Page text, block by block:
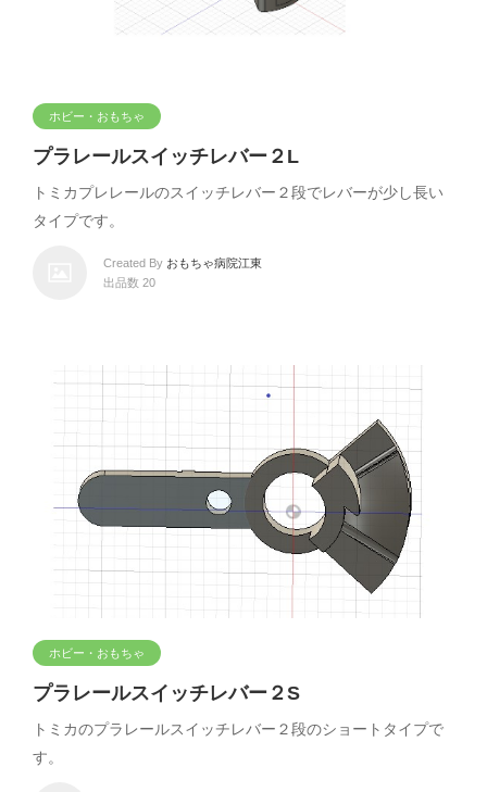
ホビー・おもちゃ
プラレールスイッチレバー２L
トミカプレレールのスイッチレバー２段でレバーが少し長い
タイプです。
Created By おもちゃ病院江東
出品数 20
ホビー・おもちゃ
プラレールスイッチレバー２S
トミカのプラレールスイッチレバー２段のショートタイプで
す。